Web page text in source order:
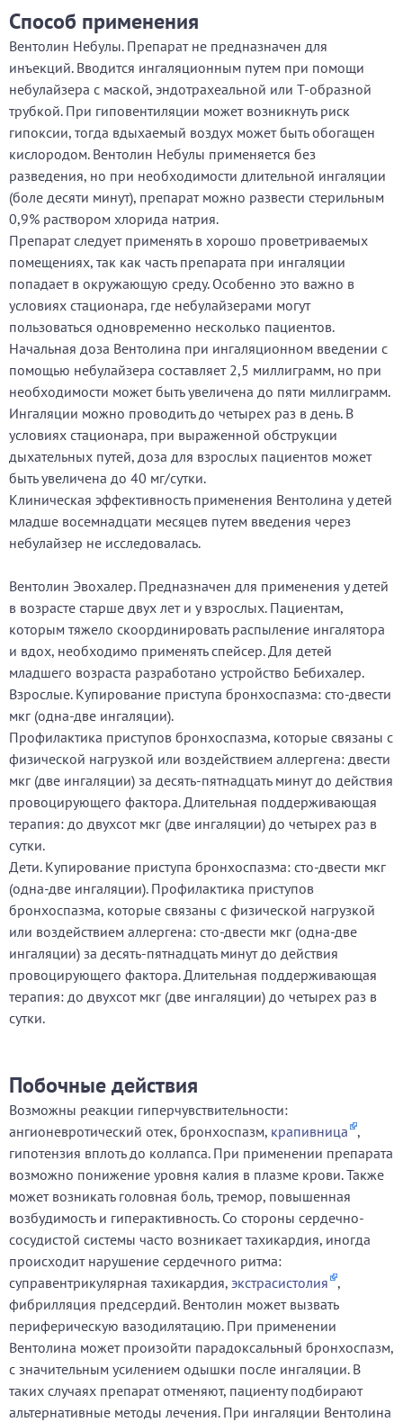
Способ применения
Вентолин Небулы. Препарат не предназначен для
инъекций. Вводится ингаляционным путем при помощи
небулайзера с маской, эндотрахеальной или Т-образной
трубкой. При гиповентиляции может возникнуть риск
гипоксии, тогда вдыхаемый воздух может быть обогащен
кислородом. Вентолин Небулы применяется без
разведения, но при необходимости длительной ингаляции
(боле десяти минут), препарат можно развести стерильным
0,9% раствором хлорида натрия.
Препарат следует применять в хорошо проветриваемых
помещениях, так как часть препарата при ингаляции
попадает в окружающую среду. Особенно это важно в
условиях стационара, где небулайзерами могут
пользоваться одновременно несколько пациентов.
Начальная доза Вентолина при ингаляционном введении с
помощью небулайзера составляет 2,5 миллиграмм, но при
необходимости может быть увеличена до пяти миллиграмм.
Ингаляции можно проводить до четырех раз в день. В
условиях стационара, при выраженной обструкции
дыхательных путей, доза для взрослых пациентов может
быть увеличена до 40 мг/сутки.
Клиническая эффективность применения Вентолина у детей
младше восемнадцати месяцев путем введения через
небулайзер не исследовалась.
Вентолин Эвохалер. Предназначен для применения у детей
в возрасте старше двух лет и у взрослых. Пациентам,
которым тяжело скоординировать распыление ингалятора
и вдох, необходимо применять спейсер. Для детей
младшего возраста разработано устройство Бебихалер.
Взрослые. Купирование приступа бронхоспазма: сто-двести
мкг (одна-две ингаляции).
Профилактика приступов бронхоспазма, которые связаны с
физической нагрузкой или воздействием аллергена: двести
мкг (две ингаляции) за десять-пятнадцать минут до действия
провоцирующего фактора. Длительная поддерживающая
терапия: до двухсот мкг (две ингаляции) до четырех раз в
сутки.
Дети. Купирование приступа бронхоспазма: сто-двести мкг
(одна-две ингаляции). Профилактика приступов
бронхоспазма, которые связаны с физической нагрузкой
или воздействием аллергена: сто-двести мкг (одна-две
ингаляции) за десять-пятнадцать минут до действия
провоцирующего фактора. Длительная поддерживающая
терапия: до двухсот мкг (две ингаляции) до четырех раз в
сутки.
Побочные действия
Возможны реакции гиперчувствительности:
ангионевротический отек, бронхоспазм, крапивница ,
гипотензия вплоть до коллапса. При применении препарата
возможно понижение уровня калия в плазме крови. Также
может возникать головная боль, тремор, повышенная
возбудимость и гиперактивность. Со стороны сердечно-
сосудистой системы часто возникает тахикардия, иногда
происходит нарушение сердечного ритма:
суправентрикулярная тахикардия, экстрасистолия ,
фибрилляция предсердий. Вентолин может вызвать
периферическую вазодилятацию. При применении
Вентолина может произойти парадоксальный бронхоспазм,
с значительным усилением одышки после ингаляции. В
таких случаях препарат отменяют, пациенту подбирают
альтернативные методы лечения. При ингаляции Вентолина